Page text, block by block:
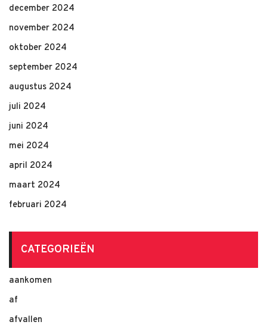
december 2024
november 2024
oktober 2024
september 2024
augustus 2024
juli 2024
juni 2024
mei 2024
april 2024
maart 2024
februari 2024
CATEGORIEËN
aankomen
af
afvallen